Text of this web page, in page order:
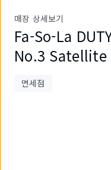
매장 상세보기
Fa-So-La
No.3 Satellite
면세점